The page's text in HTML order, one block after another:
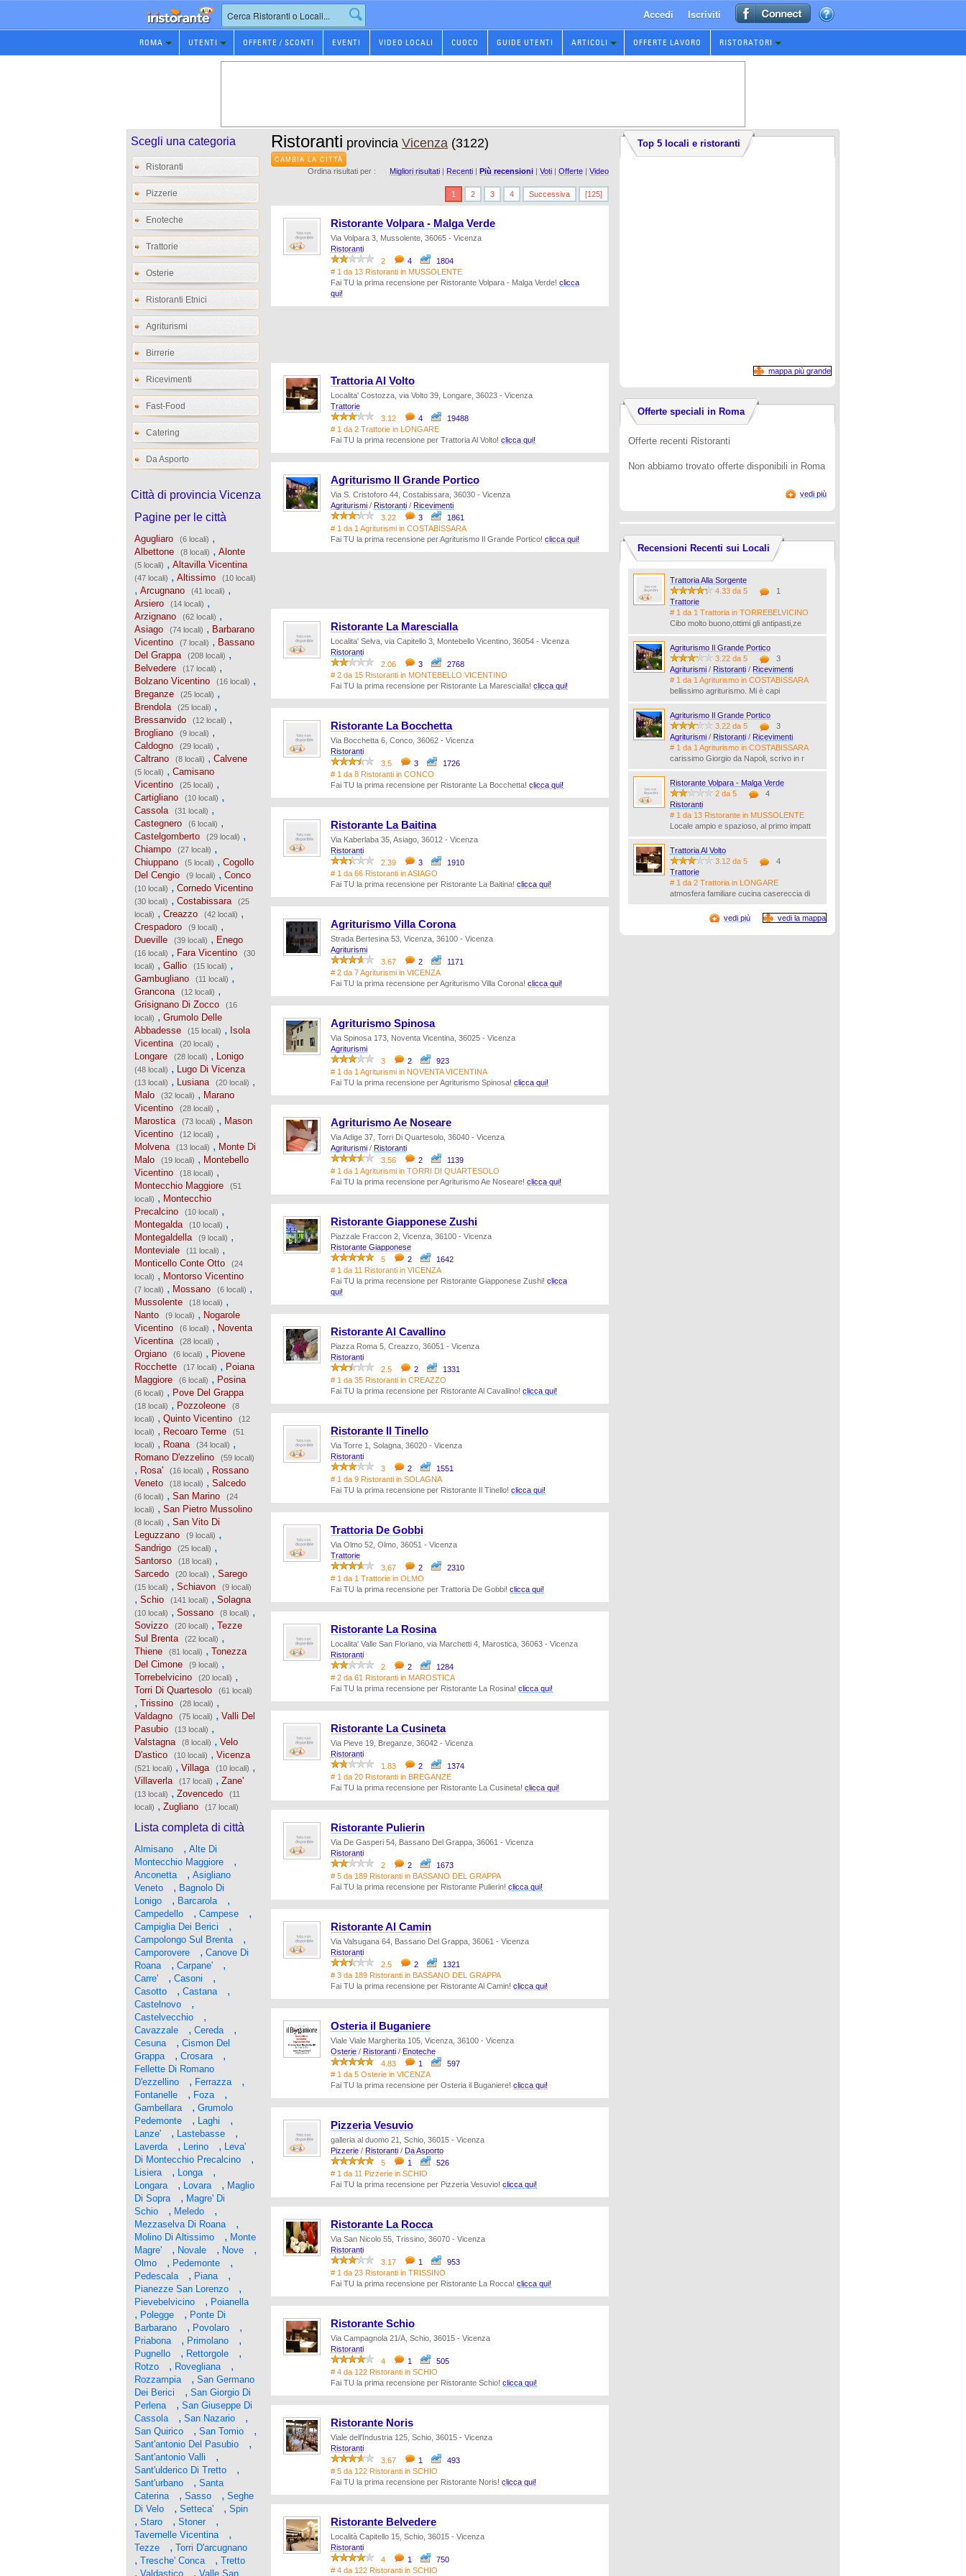
Prenotazione
Ristorante
Accedi Iscriviti
ROMA UTENTI OFFERTE / SCONTI EVENTI VIDEO LOCALI CUOCO GUIDE UTENTI ARTICOLI OFFERTE LAVORO RISTORATORI
Scegli una categoria
Ristoranti
Pizzerie
Enoteche
Trattorie
Osterie
Ristoranti Etnici
Agriturismi
Birrerie
Ricevimenti
Fast-Food
Catering
Da Asporto
Città di provincia Vicenza
Pagine per le città
Agugliaro (6 locali) ,
Albettone (8 locali) , Alonte
(5 locali) , Altavilla Vicentina
(47 locali) , Altissimo (10 locali)
, Arcugnano (41 locali) ,
Arsiero (14 locali) ,
Arzignano (62 locali) ,
Asiago (74 locali) , Barbarano
Vicentino
(7 locali) , Bassano
Del Grappa
(208 locali) ,
Belvedere (17 locali) ,
Bolzano Vicentino (16 locali) ,
Breganze (25 locali) ,
Brendola (25 locali) ,
Bressanvido (12 locali) ,
Brogliano (9 locali) ,
Caldogno (29 locali) ,
Caltrano (8 locali) , Calvene
(5 locali) , Camisano
Vicentino
(25 locali) ,
Cartigliano (10 locali) ,
Cassola (31 locali) ,
Castegnero (6 locali) ,
Castelgomberto (29 locali) ,
Chiampo (27 locali) ,
Chiuppano (5 locali) , Cogollo
Del Cengio
(9 locali) , Conco
(10 locali) , Cornedo Vicentino
(30 locali) , Costabissara
(25
locali) , Creazzo (42 locali) ,
Crespadoro (9 locali) ,
Dueville (39 locali) , Enego
(16 locali) , Fara Vicentino
(30
locali) , Gallio (15 locali) ,
Gambugliano (11 locali) ,
Grancona (12 locali) ,
Grisignano Di Zocco
(16
locali) , Grumolo Delle
Abbadesse
(15 locali) , Isola
Vicentina
(20 locali) ,
Longare (28 locali) , Lonigo
(48 locali) , Lugo Di Vicenza
(13 locali) , Lusiana (20 locali) ,
Malo (32 locali) , Marano
Vicentino
(28 locali) ,
Marostica (73 locali) , Mason
Vicentino
(12 locali) ,
Molvena (13 locali) , Monte Di
Malo
(19 locali) , Montebello
Vicentino
(18 locali) ,
Montecchio Maggiore
(51
locali) , Montecchio
Precalcino
(10 locali) ,
Montegalda (10 locali) ,
Montegaldella (9 locali) ,
Monteviale (11 locali) ,
Monticello Conte Otto
(24
locali) , Montorso Vicentino
(7 locali) , Mossano (6 locali) ,
Mussolente (18 locali) ,
Nanto (9 locali) , Nogarole
Vicentino
(6 locali) , Noventa
Vicentina
(28 locali) ,
Orgiano (6 locali) , Piovene
Rocchette
(17 locali) , Poiana
Maggiore
(6 locali) , Posina
(6 locali) , Pove Del Grappa
(18 locali) , Pozzoleone
(8
locali) , Quinto Vicentino
(12
locali) , Recoaro Terme
(51
locali) , Roana (34 locali) ,
Romano D'ezzelino (59 locali)
, Rosa' (16 locali) , Rossano
Veneto
(18 locali) , Salcedo
(6 locali) , San Marino
(24
locali) , San Pietro Mussolino
(8 locali) , San Vito Di
Leguzzano
(9 locali) ,
Sandrigo (25 locali) ,
Santorso (18 locali) ,
Sarcedo (20 locali) , Sarego
(15 locali) , Schiavon (9 locali)
, Schio (141 locali) , Solagna
(10 locali) , Sossano (8 locali) ,
Sovizzo (20 locali) , Tezze
Sul Brenta
(22 locali) ,
Thiene (81 locali) , Tonezza
Del Cimone
(9 locali) ,
Torrebelvicino (20 locali) ,
Torri Di Quartesolo (61 locali)
, Trissino (28 locali) ,
Valdagno (75 locali) , Valli Del
Pasubio
(13 locali) ,
Valstagna (8 locali) , Velo
D'astico
(10 locali) , Vicenza
(521 locali) , Villaga (10 locali) ,
Villaverla (17 locali) , Zane'
(13 locali) , Zovencedo
(11
locali) , Zugliano (17 locali)
Lista completa di città
Almisano , Alte Di
Montecchio Maggiore
,
Anconetta , Asigliano
Veneto
, Bagnolo Di
Lonigo
, Barcarola ,
Campedello , Campese ,
Campiglia Dei Berici ,
Campolongo Sul Brenta ,
Camporovere , Canove Di
Roana
, Carpane' ,
Carre' , Casoni ,
Casotto , Castana ,
Castelnovo ,
Castelvecchio ,
Cavazzale , Cereda ,
Cesuna , Cismon Del
Grappa
, Crosara ,
Fellette Di Romano
D'ezzellino
, Ferrazza ,
Fontanelle , Foza ,
Gambellara , Grumolo
Pedemonte
, Laghi ,
Lanze' , Lastebasse ,
Laverda , Lerino , Leva'
Di Montecchio Precalcino
,
Lisiera , Longa ,
Longara , Lovara , Maglio
Di Sopra
, Magre' Di
Schio
, Meledo ,
Mezzaselva Di Roana ,
Molino Di Altissimo , Monte
Magre'
, Novale , Nove ,
Olmo , Pedemonte ,
Pedescala , Piana ,
Pianezze San Lorenzo ,
Pievebelvicino , Poianella
, Polegge , Ponte Di
Barbarano
, Povolaro ,
Priabona , Primolano ,
Pugnello , Rettorgole ,
Rotzo , Rovegliana ,
Rozzampia , San Germano
Dei Berici
, San Giorgio Di
Perlena
, San Giuseppe Di
Cassola
, San Nazario ,
San Quirico , San Tomio ,
Sant'antonio Del Pasubio ,
Sant'antonio Valli ,
Sant'ulderico Di Tretto ,
Sant'urbano , Santa
Caterina
, Sasso , Seghe
Di Velo
, Setteca' , Spin
, Staro , Stoner ,
Tavernelle Vicentina ,
Tezze , Torri D'arcugnano
, Tresche' Conca , Tretto
, Valdastico , Valle San
Ristoranti provincia Vicenza (3122)
CAMBIA LA CITTÀ
Ordina risultati per : Migliori risultati | Recenti | Più recensioni | Voti | Offerte | Video
1 2 3 4 Successiva [125]
Ristorante Volpara - Malga Verde
Via Volpara 3, Mussolente, 36065 - Vicenza
Ristoranti
2
4
1804
# 1 da 13 Ristoranti in MUSSOLENTE
Fai TU la prima recensione per Ristorante Volpara - Malga Verde! clicca
qui!
Trattoria Al Volto
Localita' Costozza, via Volto 39, Longare, 36023 - Vicenza
Trattorie
3.12
4
19488
# 1 da 2 Trattorie in LONGARE
Fai TU la prima recensione per Trattoria Al Volto! clicca qui!
Agriturismo Il Grande Portico
Via S. Cristoforo 44, Costabissara, 36030 - Vicenza
Agriturismi / Ristoranti / Ricevimenti
3.22
3
1861
# 1 da 1 Agriturismi in COSTABISSARA
Fai TU la prima recensione per Agriturismo Il Grande Portico! clicca qui!
Ristorante La Marescialla
Localita' Selva, via Capitello 3, Montebello Vicentino, 36054 - Vicenza
Ristoranti
2.06
3
2768
# 2 da 15 Ristoranti in MONTEBELLO VICENTINO
Fai TU la prima recensione per Ristorante La Marescialla! clicca qui!
Ristorante La Bocchetta
Via Bocchetta 6, Conco, 36062 - Vicenza
Ristoranti
3.5
3
1726
# 1 da 8 Ristoranti in CONCO
Fai TU la prima recensione per Ristorante La Bocchetta! clicca qui!
Ristorante La Baitina
Via Kaberlaba 35, Asiago, 36012 - Vicenza
Ristoranti
2.39
3
1910
# 1 da 66 Ristoranti in ASIAGO
Fai TU la prima recensione per Ristorante La Baitina! clicca qui!
Agriturismo Villa Corona
Strada Bertesina 53, Vicenza, 36100 - Vicenza
Agriturismi
3.67
2
1171
# 2 da 7 Agriturismi in VICENZA
Fai TU la prima recensione per Agriturismo Villa Corona! clicca qui!
Agriturismo Spinosa
Via Spinosa 173, Noventa Vicentina, 36025 - Vicenza
Agriturismi
3
2
923
# 1 da 1 Agriturismi in NOVENTA VICENTINA
Fai TU la prima recensione per Agriturismo Spinosa! clicca qui!
Agriturismo Ae Noseare
Via Adige 37, Torri Di Quartesolo, 36040 - Vicenza
Agriturismi / Ristoranti
3.56
2
1139
# 1 da 1 Agriturismi in TORRI DI QUARTESOLO
Fai TU la prima recensione per Agriturismo Ae Noseare! clicca qui!
Ristorante Giapponese Zushi
Piazzale Fraccon 2, Vicenza, 36100 - Vicenza
Ristorante Giapponese
5
2
1642
# 1 da 11 Ristoranti in VICENZA
Fai TU la prima recensione per Ristorante Giapponese Zushi! clicca
qui!
Ristorante Al Cavallino
Piazza Roma 5, Creazzo, 36051 - Vicenza
Ristoranti
2.5
2
1331
# 1 da 35 Ristoranti in CREAZZO
Fai TU la prima recensione per Ristorante Al Cavallino! clicca qui!
Ristorante Il Tinello
Via Torre 1, Solagna, 36020 - Vicenza
Ristoranti
3
2
1551
# 1 da 9 Ristoranti in SOLAGNA
Fai TU la prima recensione per Ristorante Il Tinello! clicca qui!
Trattoria De Gobbi
Via Olmo 52, Olmo, 36051 - Vicenza
Trattorie
3.67
2
2310
# 1 da 1 Trattorie in OLMO
Fai TU la prima recensione per Trattoria De Gobbi! clicca qui!
Ristorante La Rosina
Localita' Valle San Floriano, via Marchetti 4, Marostica, 36063 - Vicenza
Ristoranti
2
2
1284
# 2 da 61 Ristoranti in MAROSTICA
Fai TU la prima recensione per Ristorante La Rosina! clicca qui!
Ristorante La Cusineta
Via Pieve 19, Breganze, 36042 - Vicenza
Ristoranti
1.83
2
1374
# 1 da 20 Ristoranti in BREGANZE
Fai TU la prima recensione per Ristorante La Cusineta! clicca qui!
Ristorante Pulierin
Via De Gasperi 54, Bassano Del Grappa, 36061 - Vicenza
Ristoranti
2
2
1673
# 5 da 189 Ristoranti in BASSANO DEL GRAPPA
Fai TU la prima recensione per Ristorante Pulierin! clicca qui!
Ristorante Al Camin
Via Valsugana 64, Bassano Del Grappa, 36061 - Vicenza
Ristoranti
2.5
2
1321
# 3 da 189 Ristoranti in BASSANO DEL GRAPPA
Fai TU la prima recensione per Ristorante Al Camin! clicca qui!
Osteria il Buganiere
Viale Viale Margherita 105, Vicenza, 36100 - Vicenza
Osterie / Ristoranti / Enoteche
4.83
1
597
# 1 da 5 Osterie in VICENZA
Fai TU la prima recensione per Osteria il Buganiere! clicca qui!
Pizzeria Vesuvio
galleria al duomo 21, Schio, 36015 - Vicenza
Pizzerie / Ristoranti / Da Asporto
5
1
526
# 1 da 11 Pizzerie in SCHIO
Fai TU la prima recensione per Pizzeria Vesuvio! clicca qui!
Ristorante La Rocca
Via San Nicolo 55, Trissino, 36070 - Vicenza
Ristoranti
3.17
1
953
# 1 da 23 Ristoranti in TRISSINO
Fai TU la prima recensione per Ristorante La Rocca! clicca qui!
Ristorante Schio
Via Campagnola 21/A, Schio, 36015 - Vicenza
Ristoranti
4
1
505
# 4 da 122 Ristoranti in SCHIO
Fai TU la prima recensione per Ristorante Schio! clicca qui!
Ristorante Noris
Viale dell'Industria 125, Schio, 36015 - Vicenza
Ristoranti
3.67
1
493
# 5 da 122 Ristoranti in SCHIO
Fai TU la prima recensione per Ristorante Noris! clicca qui!
Ristorante Belvedere
Località Capitello 15, Schio, 36015 - Vicenza
Ristoranti
4
1
750
# 4 da 122 Ristoranti in SCHIO
Top 5 locali e ristoranti
mappa più grande
Offerte speciali in Roma
Offerte recenti Ristoranti
Non abbiamo trovato offerte disponibili in Roma
vedi più
Recensioni Recenti sui Locali
Trattoria Alla Sorgente
4.33 da 5
1
Trattorie
# 1 da 1 Trattoria in TORREBELVICINO
Cibo molto buono,ottimi gli antipasti,ze
Agriturismo Il Grande Portico
3.22 da 5
3
Agriturismi / Ristoranti / Ricevimenti
# 1 da 1 Agriturismo in COSTABISSARA
bellissimo agriturismo. Mi è capi
Agriturismo Il Grande Portico
3.22 da 5
3
Agriturismi / Ristoranti / Ricevimenti
# 1 da 1 Agriturismo in COSTABISSARA
carissimo Giorgio da Napoli, scrivo in r
Ristorante Volpara - Malga Verde
2 da 5
4
Ristoranti
# 1 da 13 Ristorante in MUSSOLENTE
Locale ampio e spazioso, al primo impatt
Trattoria Al Volto
3.12 da 5
4
Trattorie
# 1 da 2 Trattoria in LONGARE
atmosfera familiare cucina casereccia di
vedi più vedi la mappa